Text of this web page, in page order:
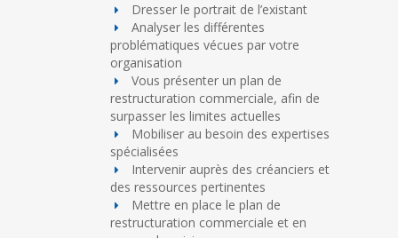
Dresser le portrait de l’existant
Analyser les différentes
problématiques vécues par votre
organisation
Vous présenter un plan de
restructuration commerciale, afin de
surpasser les limites actuelles
Mobiliser au besoin des expertises
spécialisées
Intervenir auprès des créanciers et
des ressources pertinentes
Mettre en place le plan de
restructuration commerciale et en